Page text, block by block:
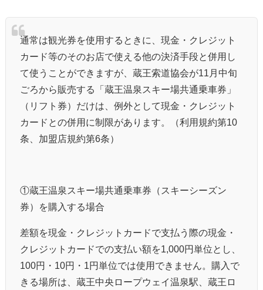
通常は観光券を使用するときに、現金・クレジット
カード等のそのお店で使える他の決済手段と併用し
て使うことができますが、蔵王索道協会が11
月中旬
ごろから販売する「蔵王温泉スキー場共通乗車券」
（リフト券）だけは、例外として現金・クレジット
カードとの併用に制限があります。（利用規約第10
条、加盟店規約第6条）
①蔵王温泉スキー場共通乗車券（スキーシーズン
券）を購入する場合
差額を現金・クレジットカードで支払う際の現金・
クレジットカードでの支払い額を1,000円単位とし、
100円・ 10円・ 1 円単位では使用できません。購入で
きる場所は、蔵王中央ロープウェイ温泉駅、蔵王ロ